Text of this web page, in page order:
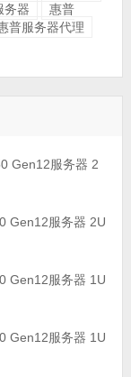
务器
惠普
普服务器代理
Gen12服务器 2
Gen12服务器 2U
Gen12服务器 1U
Gen12服务器 1U